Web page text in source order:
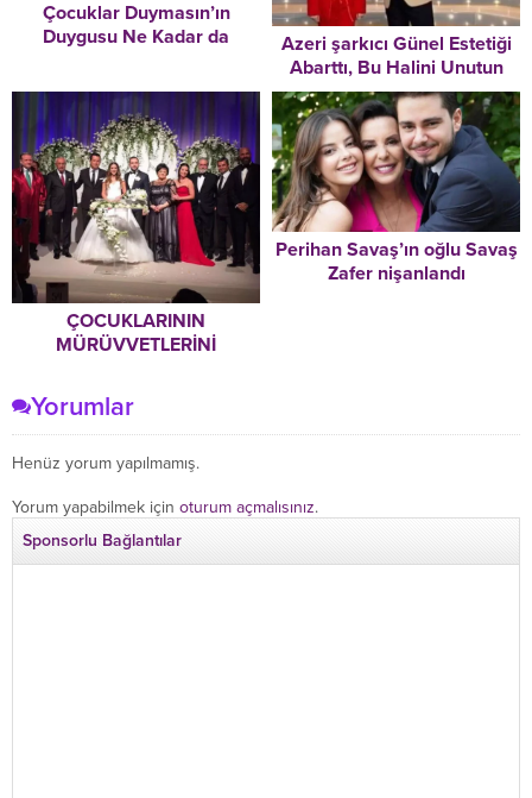
Çocuklar Duymasın’ın
Duygusu Ne Kadar da
Azeri şarkıcı Günel Estetiği
Abarttı, Bu Halini Unutun
Son Halini Gören Hiç kimse
Tanıyamıyor Onu
ÇOCUKLARININ
MÜRÜVVETLERİNİ
Perihan Savaş’ın oğlu Savaş
Zafer nişanlandı
Yorumlar
Henüz yorum yapılmamış.
Yorum yapabilmek için oturum açmalısınız.
Sponsorlu Bağlantılar